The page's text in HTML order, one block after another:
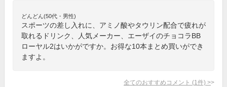
どんどん(50代・男性)
スポーツの差し入れに、アミノ酸やタウリン配合で疲れが
取れるドリンク、人気メーカー、エーザイのチョコラBB
ローヤル2はいかがですか。お得な10本まとめ買いができ
ますよ。
全てのおすすめコメント (1 件) >